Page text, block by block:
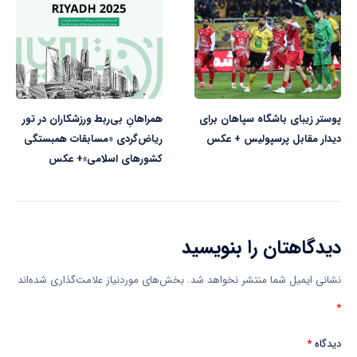
پوستر زیبای باشگاه سپاهان برای
دیدار مقابل پرسپولیس + عکس
همراهانِ بی‌ربط ورزشکاران در تور
ریاض‌گردی «مسابقات همبستگی
کشورهای اسلامی»+ عکس
دیدگاهتان را بنویسید
نشانی ایمیل شما منتشر نخواهد شد. بخش‌های موردنیاز علامت‌گذاری شده‌اند
*
دیدگاه*